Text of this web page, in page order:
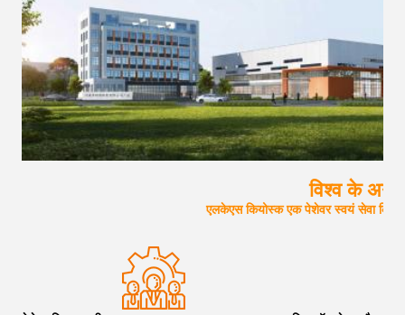
विश्व के
एलकेएस कियोस्क एक पेशेवर स्वयं सेवा